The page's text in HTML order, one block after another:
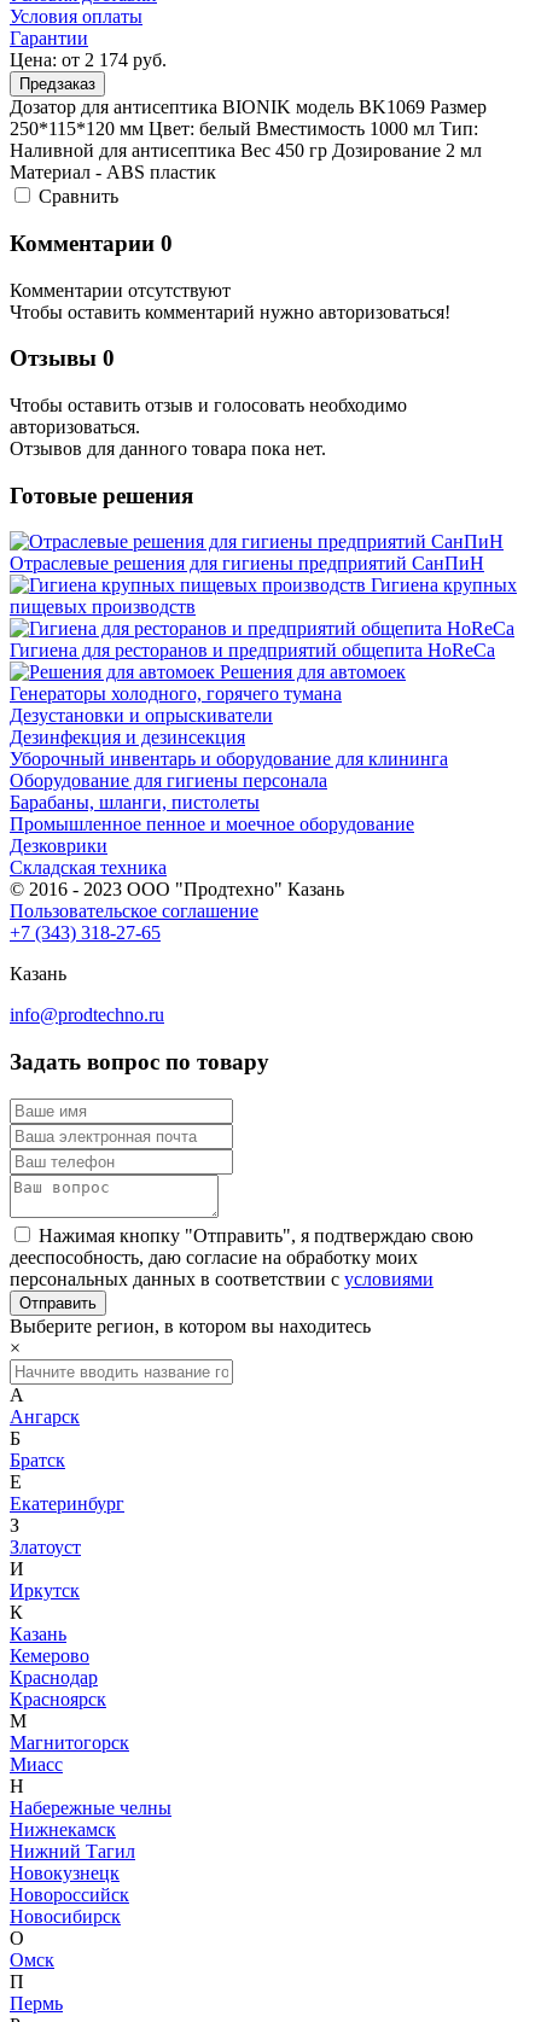
Условия оплаты
Гарантии
Цена: от 2 174 руб.
Предзаказ
Дозатор для антисептика BIONIK модель BK1069 Размер
250*115*120 мм Цвет: белый Вместимость 1000 мл Тип:
Наливной для антисептика Вес 450 гр Дозирование 2 мл
Материал - ABS пластик
Cравнить
Комментарии 0
Комментарии отсутствуют
Чтобы оставить комментарий нужно авторизоваться!
Отзывы 0
Чтобы оcтавить отзыв и голосовать необходимо
авторизоваться.
Отзывов для данного товара пока нет.
Готовые решения
Отраслевые решения для гигиены предприятий СанПиН
Гигиена крупных
пищевых производств
Гигиена для ресторанов и предприятий общепита HoReCa
Решения для автомоек
Генераторы холодного, горячего тумана
Дезустановки и опрыскиватели
Дезинфекция и дезинсекция
Уборочный инвентарь и оборудование для клининга
Оборудование для гигиены персонала
Барабаны, шланги, пистолеты
Промышленное пенное и моечное оборудование
Дезковрики
Складская техника
© 2016 - 2023 ООО "Продтехно" Казань
Пользовательское соглашение
+7 (343) 318-27-65
Казань
info@prodtechno.ru
Задать вопрос по товару
Нажимая кнопку "Отправить", я подтверждаю свою
дееспособность, даю согласие на обработку моих
персональных данных в соответствии с условиями
Выберите регион, в котором вы находитесь
×
А
Ангарск
Б
Братск
Е
Екатеринбург
З
Златоуст
И
Иркутск
К
Казань
Кемерово
Краснодар
Красноярск
М
Магнитогорск
Миасс
Н
Набережные челны
Нижнекамск
Нижний Тагил
Новокузнецк
Новороссийск
Новосибирск
О
Омск
П
Пермь